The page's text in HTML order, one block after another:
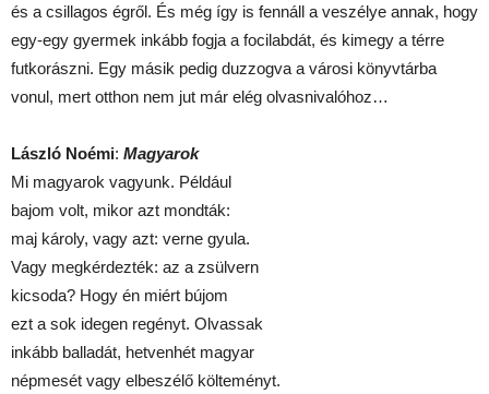
és a csillagos égről. És még így is fennáll a veszélye annak, hogy
egy-egy gyermek inkább fogja a focilabdát, és kimegy a térre
futkorászni. Egy másik pedig duzzogva a városi könyvtárba
vonul, mert otthon nem jut már elég olvasnivalóhoz…
László Noémi: Magyarok
Mi magyarok vagyunk. Például
bajom volt, mikor azt mondták:
maj károly, vagy azt: verne gyula.
Vagy megkérdezték: az a zsülvern
kicsoda? Hogy én miért bújom
ezt a sok idegen regényt. Olvassak
inkább balladát, hetvenhét magyar
népmesét vagy elbeszélő költeményt.